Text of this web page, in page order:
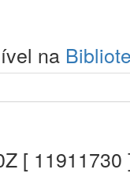
na
[ 11911730